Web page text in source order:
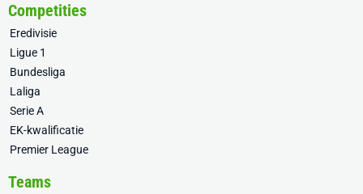
Competities
Eredivisie
Ligue 1
Bundesliga
Laliga
Serie A
EK-kwalificatie
Premier League
Teams